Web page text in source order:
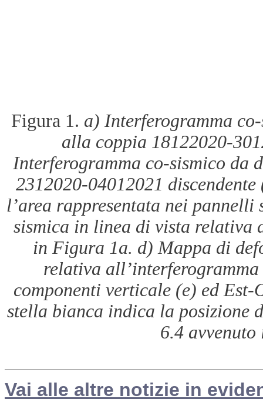
Figura 1. a) Interferogramma
alla coppia 18122020-
Interferogramma co-sismico da
2312020-04012021
l’area rappresentata nei
sismica in linea di vista relativa
in Figura 1a. d) Mappa di
relativa
componenti verticale (e) ed
stella bianca indica la posizione
6.4
Vai alle altre notizie in